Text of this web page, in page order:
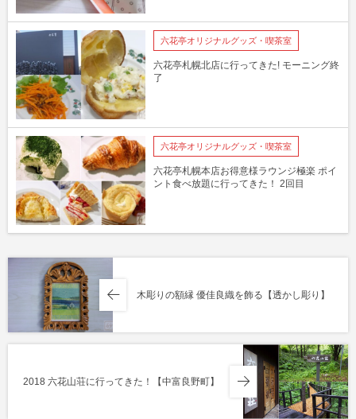
六花亭オリジナルグッズ・喫茶室
六花亭札幌北店に行ってきた! モーニング終
了
六花亭オリジナルグッズ・喫茶室
六花亭札幌本店お得意様ラウンジ極楽 ポイ
ント食べ放題に行ってきた！ 2回目
木彫りの額縁 優佳良織を飾る【透かし彫り】
2018 六花山荘に行ってきた！【中富良野町】